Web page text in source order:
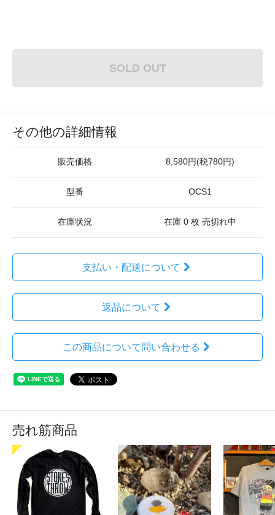
SOLD OUT
その他の詳細情報
販売価格 8,580円(税780円)
型番 OCS1
在庫状況 在庫 0 枚 売切れ中
支払い・配送について
返品について
この商品について問い合わせる
売れ筋商品